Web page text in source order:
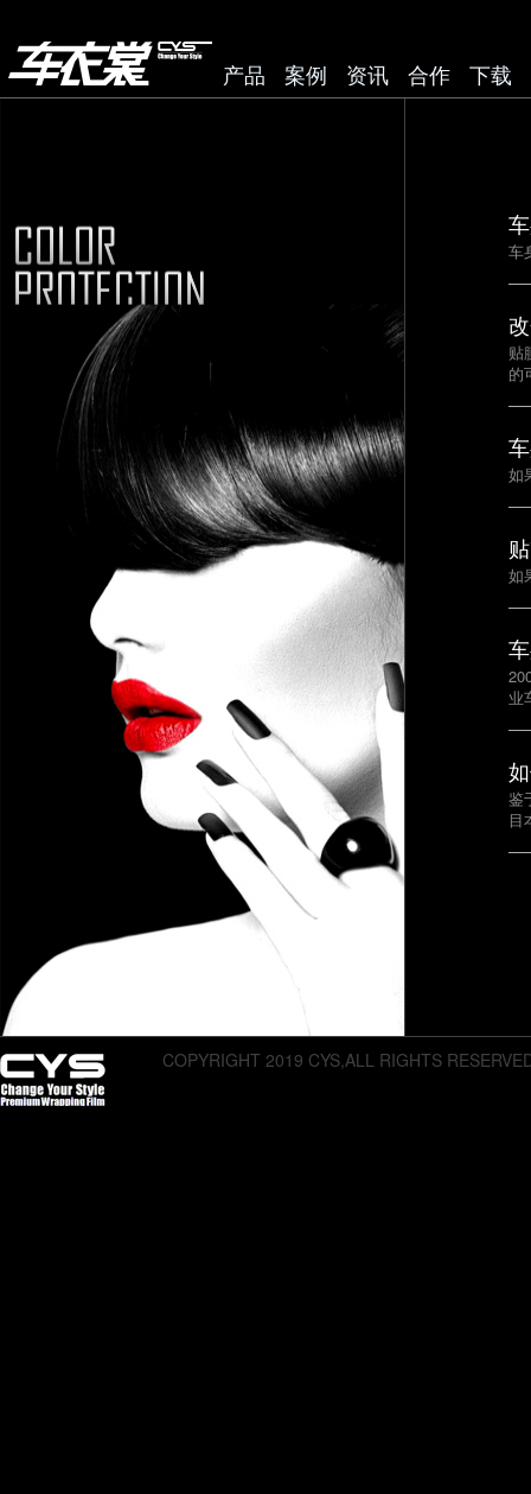
产品 案例 资讯 合作 下载
车
贴
的
如
如
业
鉴
目
COPYRIGHT 2019 CYS,ALL RIGHTS